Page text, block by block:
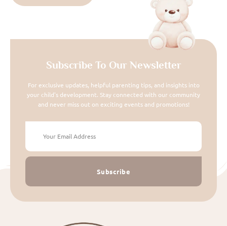
Subscribe To Our Newsletter
For exclusive updates, helpful parenting tips, and insights into
your child's development. Stay connected with our community
and never miss out on exciting events and promotions!
Subscribe